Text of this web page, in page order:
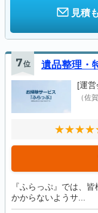
見積
7位 遺品整理・
[運営
（佐
『ふらっぷ』では、
かからないようサ...